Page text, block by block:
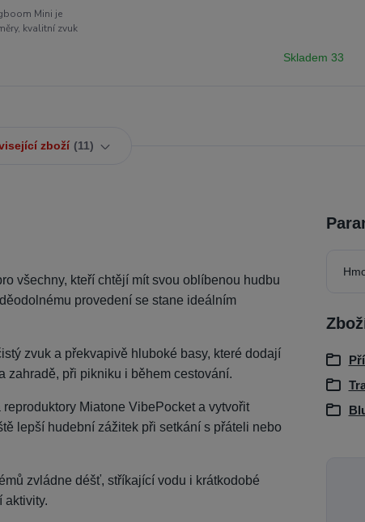
Mini je
kvalitní zvuk
Skladem 33
zboží 11
všechny, kteří chtějí mít svou oblíbenou hudbu
provedení se stane ideálním
zvuk a překvapivě hluboké basy, které dodají
zahradě, při pikniku i během cestování.
Miatone VibePocket a vytvořit
lepší hudební zážitek při setkání s přáteli nebo
zvládne déšť, stříkající vodu i krátkodobé
aktivity.